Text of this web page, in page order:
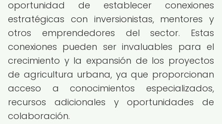
oportunidad de establecer conexiones
estratégicas con inversionistas, mentores y
otros emprendedores del sector. Estas
conexiones pueden ser invaluables para el
crecimiento y la expansión de los proyectos
de agricultura urbana, ya que proporcionan
acceso a conocimientos especializados,
recursos adicionales y oportunidades de
colaboración.